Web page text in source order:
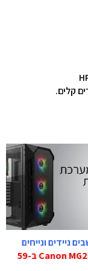
קלים.
ניידים ונייחים
רוכשים מחשב שבמבצע ומקבלים מדפסת Canon MG2551S ב-59